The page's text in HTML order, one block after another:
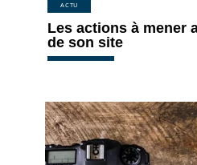
ACTU
Les actions à mener
de son site